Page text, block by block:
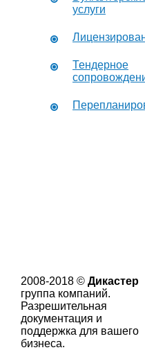
услуги
Тендерное
2008-2018 © Дикастер
группа компаний.
Разрешительная
документация и
поддержка для вашего
бизнеса.